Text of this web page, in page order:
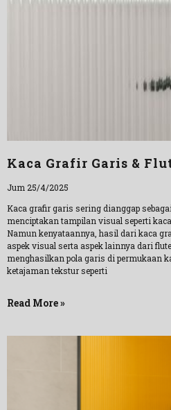
Kaca Grafir Garis &
Jum 25/4/2025
Kaca grafir garis sering dianggap
menciptakan tampilan visual seperti
Namun kenyataannya, hasil dari kaca
aspek visual serta aspek lainnya dari
menghasilkan pola garis di permukaan
ketajaman tekstur seperti
Read More »